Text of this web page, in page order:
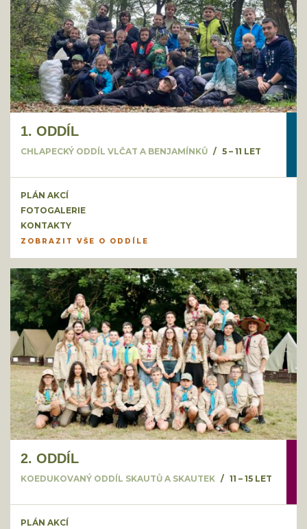
1. ODDÍL
CHLAPECKÝ ODDÍL VLČAT A BENJAMÍNKŮ 5 – 11 LET
PLÁN AKCÍ
FOTOGALERIE
KONTAKTY
ZOBRAZIT VŠE O ODDÍLE
2. ODDÍL
KOEDUKOVANÝ ODDÍL SKAUTŮ A SKAUTEK 11 – 15 LET
PLÁN AKCÍ